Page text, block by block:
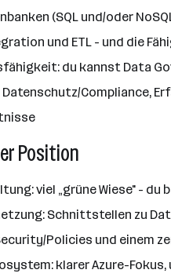
(SQL und/oder
und ETL - und die
du kannst Data
Datenschutz/Compliance,
Position
viel „grüne Wiese" -
Schnittstellen zu
Policies und einem
klarer Azure-Fokus,